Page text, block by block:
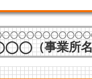
（事業所